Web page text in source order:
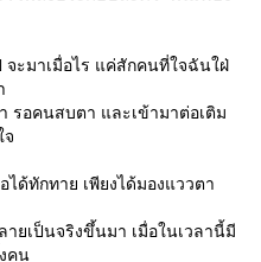
ะมาเมื่อไร แค่สักคนที่ใจฉันใฝ่
รอคนสบตา และเข้ามาต่อเติม
จ
ด้ทักทาย เพียงได้มองแววตา
ยเป็นจริงขึ้นมา เมื่อในเวลานี้มี
คน